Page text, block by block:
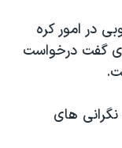
در امور کره
گفت درخواست
های